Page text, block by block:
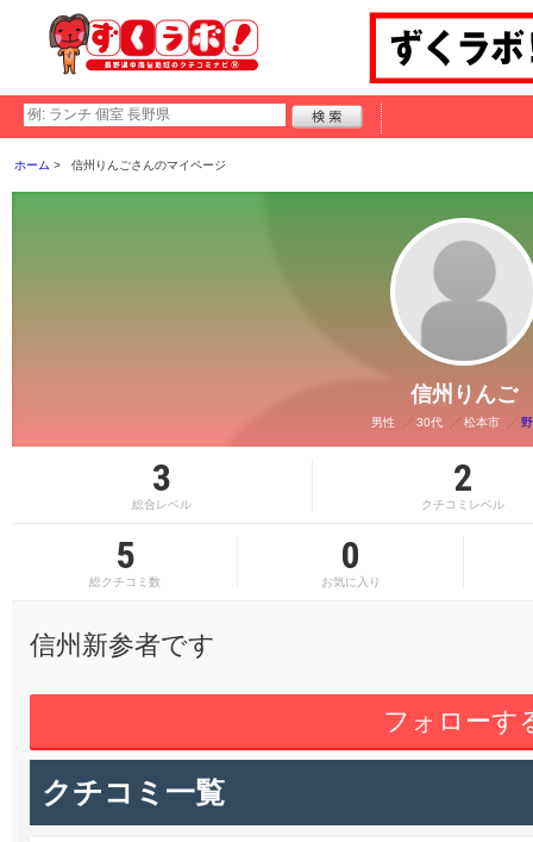
ホーム 信州りんごさんのマイページ
信州りんご
男性 30代 松本市
3
総合レベル
2
クチコミレベル
5
総クチコミ数
0
お気に入り
信州新参者です
フォローす
クチコミ一覧